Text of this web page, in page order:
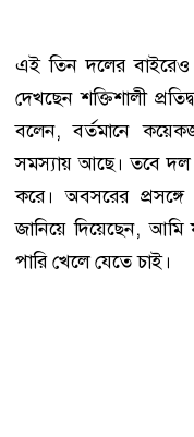
এই তিন দলের বাইরেও
দেখছেন শক্তিশালী
বলেন, বর্তমানে
সমস্যায় আছে। তবে
করে। অবসরের
জানিয়ে দিয়েছেন,
পারি খেলে যেতে চাই।